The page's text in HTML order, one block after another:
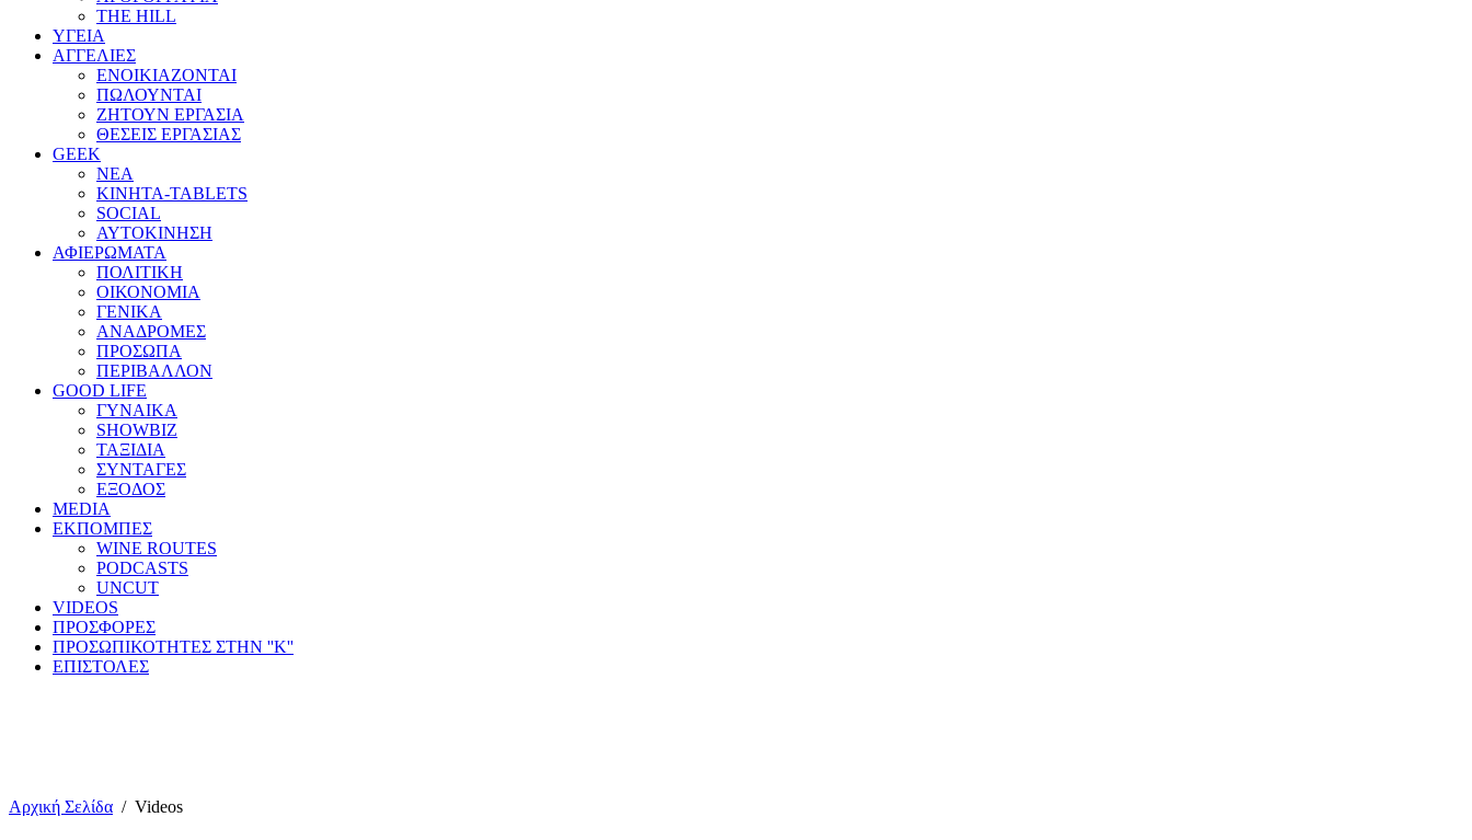
THE HILL
ΥΓΕΙΑ
ΑΓΓΕΛΙΕΣ
ΕΝΟΙΚΙΑΖΟΝΤΑΙ
ΠΩΛΟΥΝΤΑΙ
ΖΗΤΟΥΝ ΕΡΓΑΣΙΑ
ΘΕΣΕΙΣ ΕΡΓΑΣΙΑΣ
GEEK
ΝΕΑ
ΚΙΝΗΤΑ-TABLETS
SOCIAL
ΑΥΤΟΚΙΝΗΣΗ
ΑΦΙΕΡΩΜΑΤΑ
ΠΟΛΙΤΙΚΗ
ΟΙΚΟΝΟΜΙΑ
ΓΕΝΙΚΑ
ΑΝΑΔΡΟΜΕΣ
ΠΡΟΣΩΠΑ
ΠΕΡΙΒΑΛΛΟΝ
GOOD LIFE
ΓΥΝΑΙΚΑ
SHOWBIZ
ΤΑΞΙΔΙΑ
ΣΥΝΤΑΓΕΣ
ΕΞΟΔΟΣ
MEDIA
ΕΚΠΟΜΠΕΣ
WINE ROUTES
PODCASTS
UNCUT
VIDEOS
ΠΡΟΣΦΟΡΕΣ
ΠΡΟΣΩΠΙΚΟΤΗΤΕΣ ΣΤΗΝ ''Κ''
ΕΠΙΣΤΟΛΕΣ
Αρχική Σελίδα / Videos